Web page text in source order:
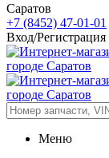
Саратов
+7 (8452) 47-01-01
Вход/Регистрация
Меню